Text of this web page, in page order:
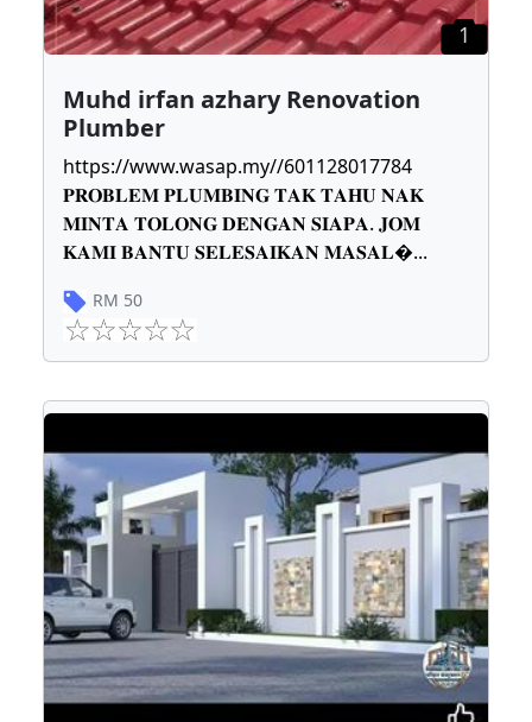
1
Muhd irfan azhary Renovation
Plumber
https://www.wasap.my//601128017784
𝐏𝐑𝐎𝐁𝐋𝐄𝐌 𝐏𝐋𝐔𝐌𝐁𝐈𝐍𝐆 𝐓𝐀𝐊 𝐓𝐀𝐇𝐔 𝐍𝐀𝐊
𝐌𝐈𝐍𝐓𝐀 𝐓𝐎𝐋𝐎𝐍𝐆 𝐃𝐄𝐍𝐆𝐀𝐍 𝐒𝐈𝐀𝐏𝐀. 𝐉𝐎𝐌
𝐊𝐀𝐌𝐈 𝐁𝐀𝐍𝐓𝐔 𝐒𝐄𝐋𝐄𝐒𝐀𝐈𝐊𝐀𝐍 𝐌𝐀𝐒𝐀𝐋...
RM 50